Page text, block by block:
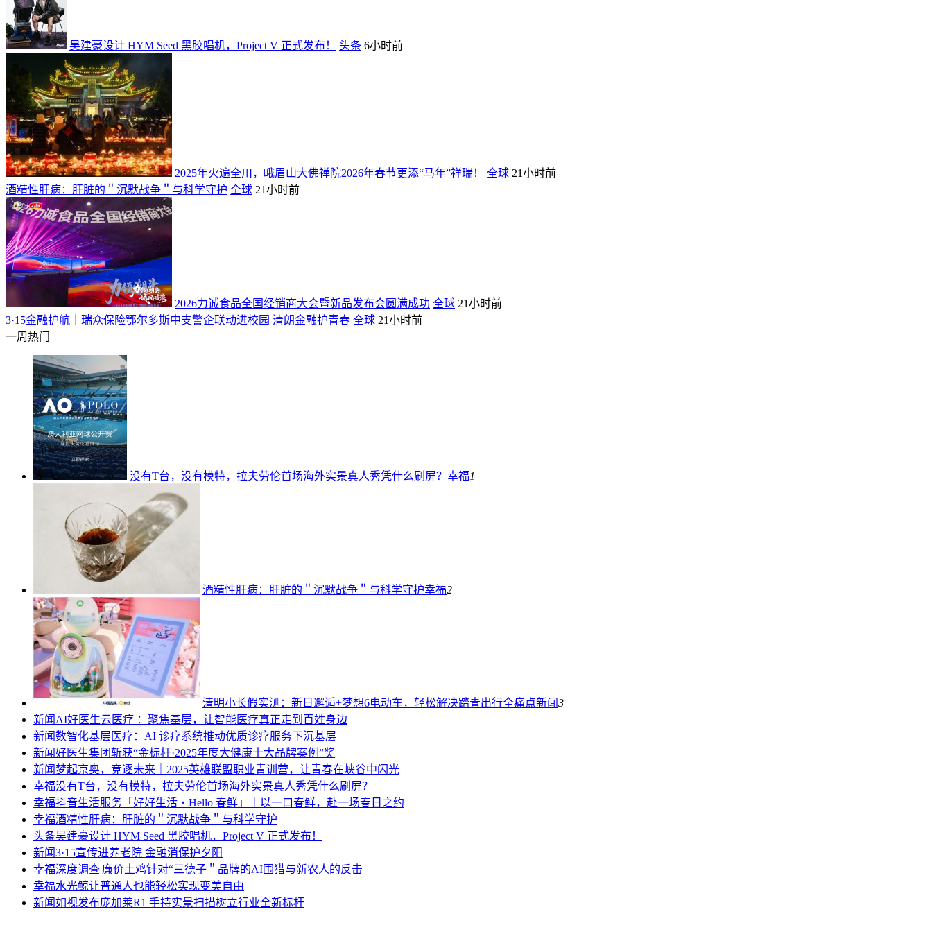
吴建豪设计 HYM Seed 黑胶唱机，Project V 正式发布！ 头条 6小时前
2025年火遍全川，峨眉山大佛禅院2026年春节更添“马年”祥瑞！ 全球 21小时前
酒精性肝病：肝脏的＂沉默战争＂与科学守护 全球 21小时前
2026力诚食品全国经销商大会暨新品发布会圆满成功 全球 21小时前
3·15金融护航｜瑞众保险鄂尔多斯中支警企联动进校园 清朗金融护青春 全球 21小时前
一周热门
没有T台，没有模特，拉夫劳伦首场海外实景真人秀凭什么刷屏？ 幸福1
酒精性肝病：肝脏的＂沉默战争＂与科学守护幸福2
清明小长假实测：新日邂逅+梦想6电动车，轻松解决踏青出行全痛点新闻3
新闻AI好医生云医疗 ：聚焦基层，让智能医疗真正走到百姓身边
新闻数智化基层医疗：AI 诊疗系统推动优质诊疗服务下沉基层
新闻好医生集团斩获“金标杆·2025年度大健康十大品牌案例”奖
新闻梦起京奥，竞逐未来｜2025英雄联盟职业青训营，让青春在峡谷中闪光
幸福没有T台，没有模特，拉夫劳伦首场海外实景真人秀凭什么刷屏？
幸福抖音生活服务「好好生活・Hello 春鲜」｜以一口春鲜，赴一场春日之约
幸福酒精性肝病：肝脏的＂沉默战争＂与科学守护
头条吴建豪设计 HYM Seed 黑胶唱机，Project V 正式发布！
新闻3·15宣传进养老院 金融消保护夕阳
幸福深度调查|廉价土鸡针对“三德子＂品牌的AI围猎与新农人的反击
幸福水光鲸让普通人也能轻松实现变美自由
新闻如视发布庞加莱R1 手持实景扫描树立行业全新标杆